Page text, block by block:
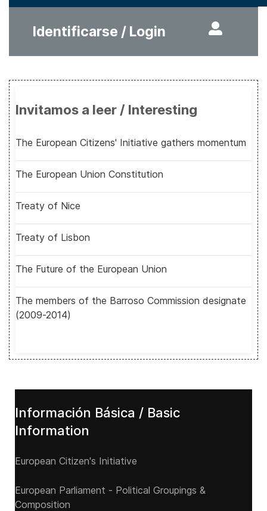
Identificarse / Login
Invitamos a leer / Interesting
The European Citizens' Initiative gathers momentum
The European Union Constitution
Treaty of Nice
Treaty of Lisbon
The Future of the European Union
The members of the Barroso Commission designate
(2009-2014)
Información Básica / Basic
Information
European Citizen's Initiative
European Parliament - Political Groupings &
Composition